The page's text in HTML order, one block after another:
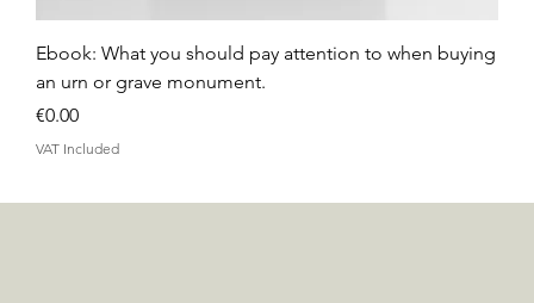
Ebook: What you should pay attention to when buying
an urn or grave monument.
Price
€0.00
VAT Included